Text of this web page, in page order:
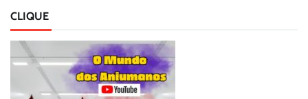
CLIQUE